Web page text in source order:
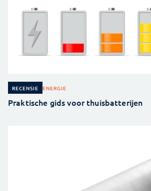
RECENSIE ENERGIE
Praktische gids voor thuisbatterijen